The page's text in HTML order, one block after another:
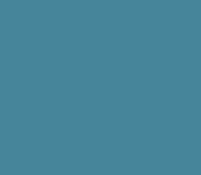
* First Overtone, Second Overtone,
est une
installations et des performances.
mediums comme l’estampe, la
Elle s’associe à l’altiste Yuko
d’être la musicienne de son